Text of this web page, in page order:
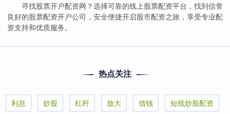
寻找股票开户配资网？选择可靠的线上股票配资平台，找到信誉
良好的股票配资开户公司，安全便捷开启股市配资之旅，享受专业配
资支持和优质服务。
热点关注
利息 炒股 杠杆 放大 借钱 短线炒股配资